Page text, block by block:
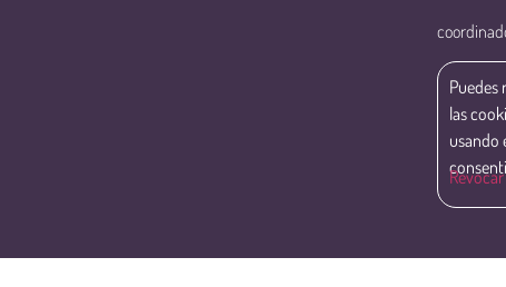
las
usando